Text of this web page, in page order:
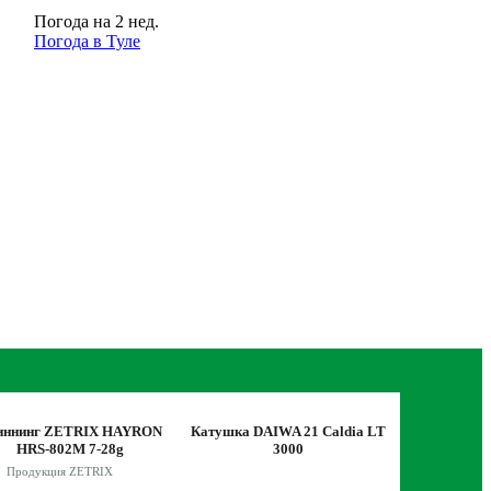
Погода на 2 нед.
Погода в Туле
ZETRIX HAYRON
HRS-802M 7-28g
Продукция ZETRIX
Катушка DAIWA 21 Caldia LT
3000